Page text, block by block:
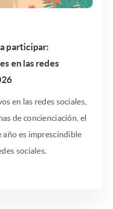
participar:
en las redes
en las redes sociales,
de concienciación, el
es imprescindible
sociales.